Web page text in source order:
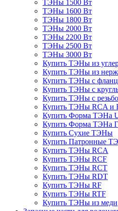
ТЭНы 1500 Вт
ТЭНы 1600 Вт
ТЭНы 1800 Вт
ТЭНы 2000 Вт
ТЭНы 2200 Вт
ТЭНы 2500 Вт
ТЭНы 3000 Вт
Купить ТЭНы из
Купить ТЭНы из
Купить ТЭНы с
Купить ТЭНы с
Купить ТЭНы с
Купить ТЭНы RCA и
Купить Форма ТЭНа
Купить Форма ТЭНа
Купить Сухие ТЭНы
Купить Патронные
Купить ТЭНы RCA
Купить ТЭНы RCF
Купить ТЭНы RCT
Купить ТЭНы RDT
Купить ТЭНы RF
Купить ТЭНы RTF
Купить ТЭНы из меди